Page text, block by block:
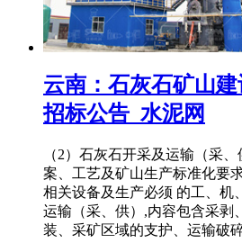
云南：石灰石矿山
招标公告_水泥网
（2）石灰石开采及运输（采
案、工艺及矿山生产标准化要
相关设备及生产必须 的工、机
运输（采、供）,内容包含采剥
装、采矿区域的支护、运输破